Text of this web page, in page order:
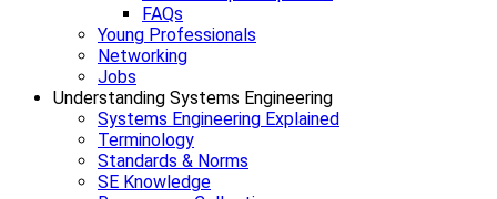
FAQs
Young Professionals
Networking
Jobs
Understanding Systems Engineering
Systems Engineering Explained
Terminology
Standards & Norms
SE Knowledge